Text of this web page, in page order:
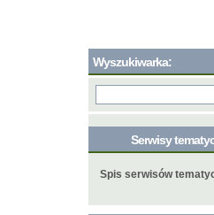
Wyszukiwarka:
Serwisy
Spis serwisów